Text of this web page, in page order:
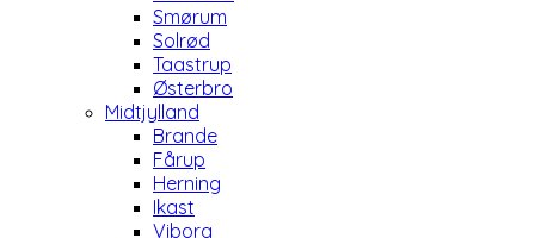
Smørum
Solrød
Taastrup
Østerbro
Midtjylland
Brande
Fårup
Herning
Ikast
Viborg